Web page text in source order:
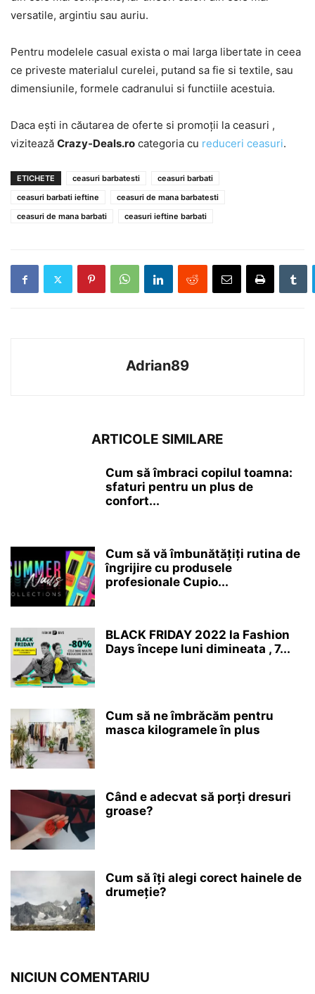
versatile, argintiu sau auriu.
Pentru modelele casual exista o mai larga libertate in ceea
ce priveste materialul curelei, putand sa fie si textile, sau
dimensiunile, formele cadranului si functiile acestuia.
Daca ești in căutarea de oferte si promoții la ceasuri ,
vizitează Crazy-Deals.ro categoria cu reduceri ceasuri.
ETICHETE ceasuri barbatesti
ceasuri barbati
ceasuri barbati ieftine
ceasuri de mana barbatesti
ceasuri de mana barbati
ceasuri ieftine barbati
Adrian89
ARTICOLE SIMILARE
Cum să îmbraci copilul toamna:
sfaturi pentru un plus de
confort...
Cum să vă îmbunătățiți rutina de
îngrijire cu produsele
profesionale Cupio...
BLACK FRIDAY 2022 la Fashion
Days începe luni dimineata , 7...
Cum să ne îmbrăcăm pentru
masca kilogramele în plus
Când e adecvat să porți dresuri
groase?
Cum să îți alegi corect hainele de
drumeție?
NICIUN COMENTARIU